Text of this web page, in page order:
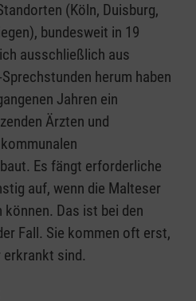
(Köln, Duisburg,
bundesweit in 19
ausschließlich aus
herum haben
Jahren ein
Ärzten und
Es fängt erforderliche
auf, wenn die Malteser
Das ist bei den
Fall. Sie kommen oft erst,
sind.